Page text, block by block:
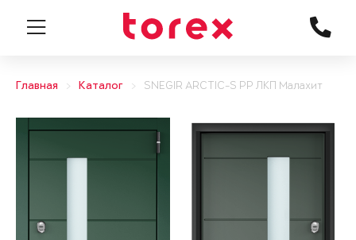
Главная Каталог SNEGIR ARCTIC-S PP ЛКП Малахит